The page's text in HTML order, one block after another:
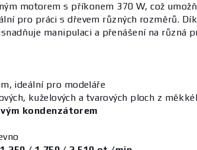
motorem s příkonem 370 W, což
pro práci s dřevem různých rozměrů.
manipulaci a přenášení na různá
ideální pro modeláře
kuželových a tvarových ploch z
kondenzátorem